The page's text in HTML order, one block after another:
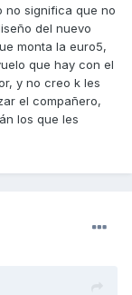
no significa que no
del nuevo
monta la euro5,
que hay con el
y no creo k les
el compañero,
los que les